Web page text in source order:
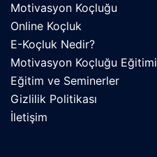
Motivasyon Koçluğu
Online Koçluk
E-Koçluk Nedir?
Motivasyon Koçluğu Eğitimi
Eğitim ve Seminerler
Gizlilik Politikası
İletişim